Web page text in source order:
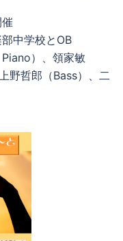
中学校とOB
）、領家敏
野哲郎（Bass）、二